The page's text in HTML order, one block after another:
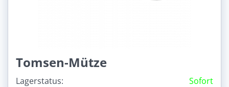
Tomsen-Mütze
Lagerstatus: Sofort